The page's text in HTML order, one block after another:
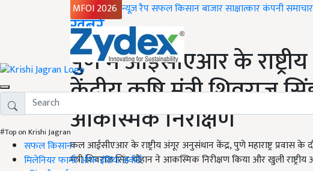
MFOI 2026 न्यूज़ रैपसफल किसानबाजारसाक्षात्कारकंपनी समाचार
#Top on Krishi Jagran
सफल किसान
मिलेनियर फार्मर ऑफ इंडिया अवॉर्ड
Home
ख़बरें
पुणे में आईसीएआर के
केंद्रीय कृषि मंत्री शिवराज
आकस्मिक निरीक्षण
कल आईसीएआर के राष्ट्रीय अंगूर अनुसंधान केंद्र, पुणे महाराष्ट्र प्रवास
मंत्री शिवराज सिंह चौहान ने आकस्मिक निरीक्षण किया और खुली